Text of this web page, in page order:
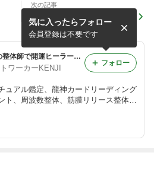
次の記事
2月開催ワークショップのご
案内
埼玉県ふじみ野市の整体師で開運ヒーラーkenjiの日常
ワーカーKENJI
ュアル鑑定、龍神カードリーディング
、周波数整体、筋膜リリース整体、
ーkenji の日常をたまにUPするブログ
気に入ったらフォロー
会員登録は不要です
フォロー